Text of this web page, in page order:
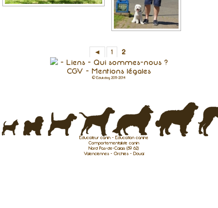
◄ 1 2
- Liens - Qui sommes-nous ?
CGV - Mentions légales
© Edukdog 2011-2014
Educateur canin - Education canine
Comportementaliste canin
Nord Pas-de-Calais (59 62)
Valenciennes - Orchies - Douai